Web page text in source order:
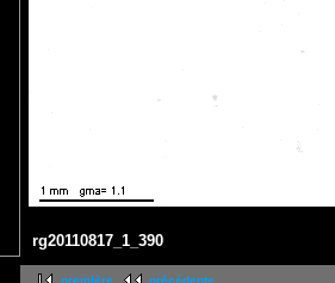
rg20110817_1_390
première précédente